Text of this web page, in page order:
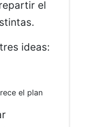
el
ideas:
el plan